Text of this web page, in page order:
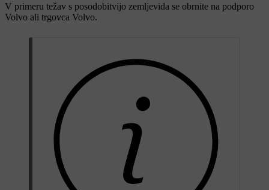
V primeru težav s posodobitvijo zemljevida se obrnite na podporo
Volvo ali trgovca Volvo.